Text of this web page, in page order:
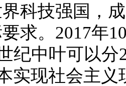
科技强国，
求。2017年
纪中叶可以
实现社会主